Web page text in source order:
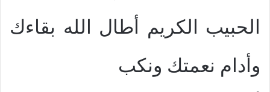
الحبيب الكريم أطال الله بقاءك
وأدام نعمتك ونكب